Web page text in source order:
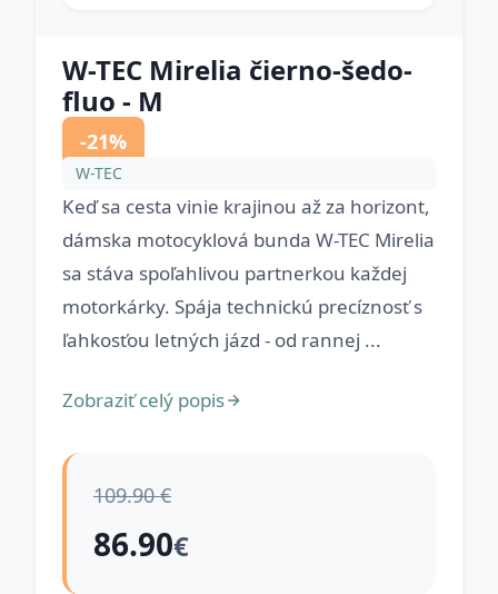
W-TEC Mirelia čierno-šedo-
fluo - M
-21%
W-TEC
Keď sa cesta vinie krajinou až za horizont,
dámska motocyklová bunda W-TEC Mirelia
sa stáva spoľahlivou partnerkou každej
motorkárky. Spája technickú precíznosť s
ľahkosťou letných jázd - od rannej ...
Zobraziť celý popis
109.90 €
86.90€